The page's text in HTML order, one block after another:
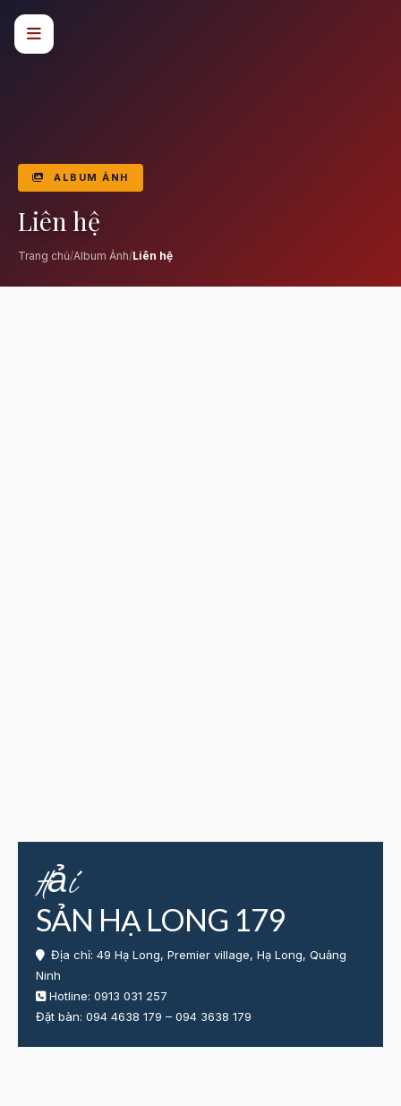
ALBUM ẢNH
Liên hệ
Trang chủ/Album Ảnh/Liên hệ
Hải
SẢN HẠ LONG 179
Địa chỉ: 49 Hạ Long, Premier village, Hạ Long, Quảng
Ninh
Hotline: 0913 031 257
Đặt bàn: 094 4638 179 – 094 3638 179